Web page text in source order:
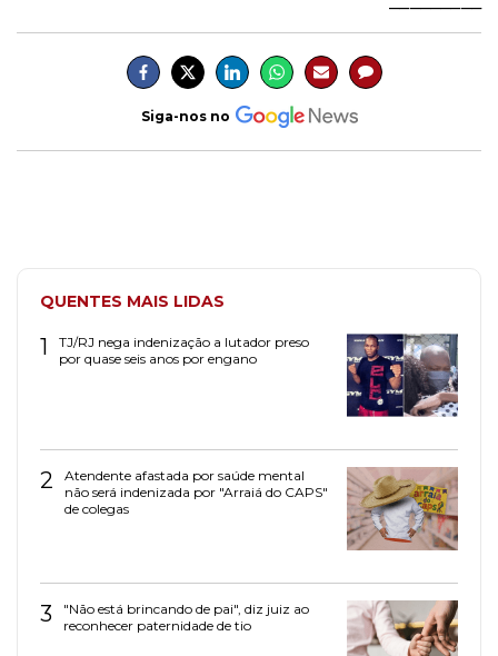
Siga-nos no
QUENTES MAIS LIDAS
1
TJ/RJ nega indenização a lutador preso
por quase seis anos por engano
2
Atendente afastada por saúde mental
não será indenizada por "Arraiá do CAPS"
de colegas
3
"Não está brincando de pai", diz juiz ao
reconhecer paternidade de tio